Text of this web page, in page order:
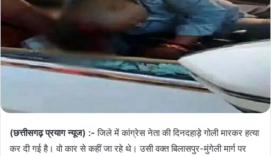
(छत्तीसगढ़ प्रयाग न्यूज) :- जिले में कांग्रेस नेता की दिनदहाड़े गोली मारकर हत्या
कर दी गई है। वो कार से कहीं जा रहे थे। उसी वक्त बिलासपुर-मुंगेली मार्ग पर